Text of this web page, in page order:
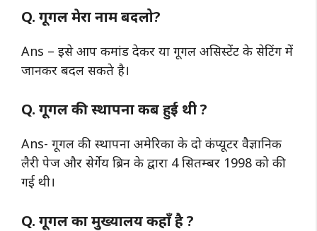
Q. गूगल मेरा नाम बदलो?
Ans – इसे आप कमांड देकर या गूगल असिस्टेंट के सेटिंग में
जानकर बदल सकते है।
Q. गूगल की स्थापना कब हुई थी ?
Ans- गूगल की स्थापना अमेरिका के दो कंप्यूटर वैज्ञानिक
लैरी पेज और सेर्गेय ब्रिन के द्वारा 4 सितम्बर 1998 को की
गई थी।
Q. गूगल का मुख्यालय कहाँ है ?